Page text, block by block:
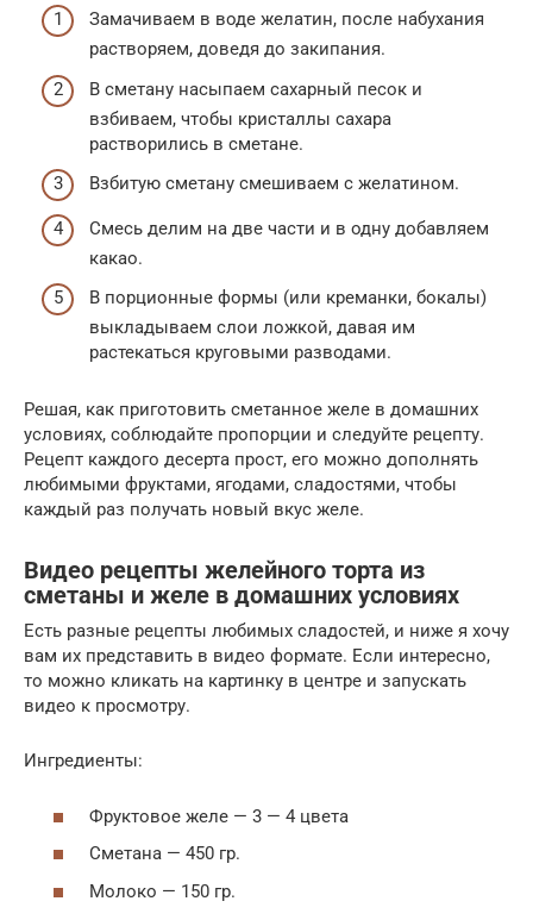
Замачиваем в воде желатин, после набухания
растворяем, доведя до закипания.
В сметану насыпаем сахарный песок и
взбиваем, чтобы кристаллы сахара
растворились в сметане.
Взбитую сметану смешиваем с желатином.
Смесь делим на две части и в одну добавляем
какао.
В порционные формы (или креманки, бокалы)
выкладываем слои ложкой, давая им
растекаться круговыми разводами.
Решая, как приготовить сметанное желе в домашних
условиях, соблюдайте пропорции и следуйте рецепту.
Рецепт каждого десерта прост, его можно дополнять
любимыми фруктами, ягодами, сладостями, чтобы
каждый раз получать новый вкус желе.
Видео рецепты желейного торта из
сметаны и желе в домашних условиях
Есть разные рецепты любимых сладостей, и ниже я хочу
вам их представить в видео формате. Если интересно,
то можно кликать на картинку в центре и запускать
видео к просмотру.
Ингредиенты:
Фруктовое желе — 3 — 4 цвета
Сметана — 450 гр.
Молоко — 150 гр.